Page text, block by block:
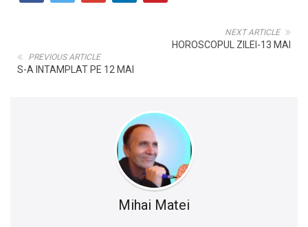
NEXT ARTICLE
HOROSCOPUL ZILEI-13 MAI
PREVIOUS ARTICLE
S-A INTAMPLAT PE 12 MAI
Mihai Matei